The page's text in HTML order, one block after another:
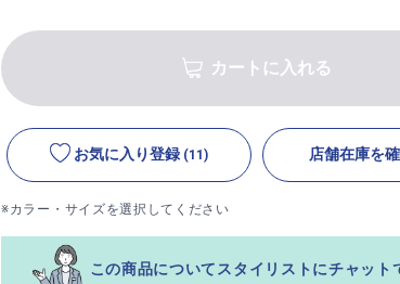
カートに入れる
お気に入り登録 (11) 店舗在庫を
※カラー・サイズを選択してください
この商品についてスタイリストにチャット